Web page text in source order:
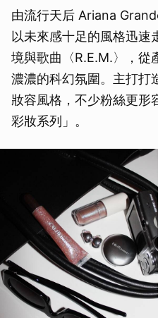
由流行天后 Ariana
以未來感十足的風格迅速
境與歌曲〈R.E.M.〉，從
濃濃的科幻氛圍。主打打
妝容風格，不少粉絲更形
彩妝系列」。